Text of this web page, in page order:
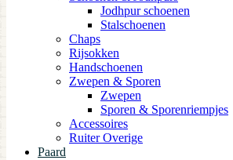
Jodhpur schoenen
Stalschoenen
Chaps
Rijsokken
Handschoenen
Zwepen & Sporen
Zwepen
Sporen & Sporenriempjes
Accessoires
Ruiter Overige
Paard